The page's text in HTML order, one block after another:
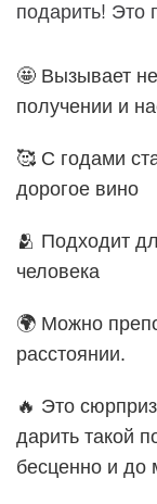
подарить! Это
🤩 Вызывает
получении и
🥰 С годами
дорогое вино
🫂 Подходит
человека
🌍 Можно
расстоянии.
🔥 Это
дарить такой
бесценно и до